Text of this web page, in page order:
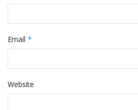
Email *
Website